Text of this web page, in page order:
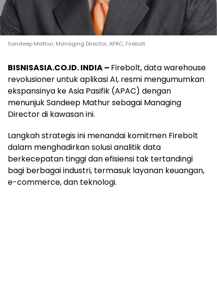
Sandeep Mathur, Managing Director, APAC, Firebolt
BISNISASIA.CO.ID. INDIA – Firebolt, data warehouse
revolusioner untuk aplikasi AI, resmi mengumumkan
ekspansinya ke Asia Pasifik (APAC) dengan
menunjuk Sandeep Mathur sebagai Managing
Director di kawasan ini.
Langkah strategis ini menandai komitmen Firebolt
dalam menghadirkan solusi analitik data
berkecepatan tinggi dan efisiensi tak tertandingi
bagi berbagai industri, termasuk layanan keuangan,
e-commerce, dan teknologi.